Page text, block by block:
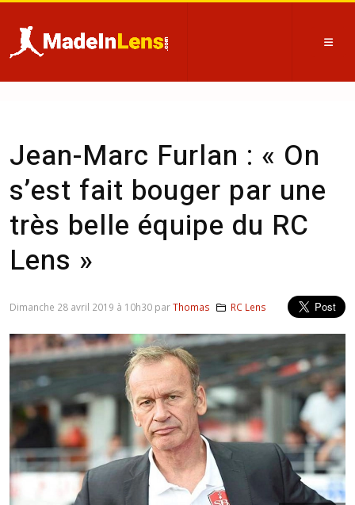
Jean-Marc Furlan : « On
s’est fait bouger par une
très belle équipe du RC
Lens »
Dimanche 28 avril 2019 à 10h30 parThomas RC Lens